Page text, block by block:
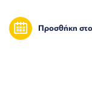
Προσθήκη